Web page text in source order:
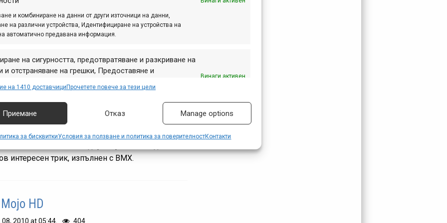
и комбиниране на данни от други източници на данни,
на различни устройства, Идентифициране на устройства на
автоматично предавана информация.
на сигурността, предотвратяване и разкриване на
и отстраняване на грешки, Предоставяне и
на избори за поверителност.
Винаги активен
на 1410 доставчици Прочетете повече за тези цели
Приемане Отказ Manage options
за бисквиткиУсловия за ползване и политика за поверителностКонтакти
+ Mojo HD = Mojo SL-R. С подобно уравнение е
новата рамка на американския
Ibis, макар че то не е съвсем точно.
28, 2011 at 20:08.
Air King и FMB World Tour; Новини за отбори и
интересен трик, изпълнен с ВМХ.
Mojo HD
08, 2010 at 05:44. 404